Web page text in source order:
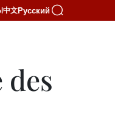
中文Русский